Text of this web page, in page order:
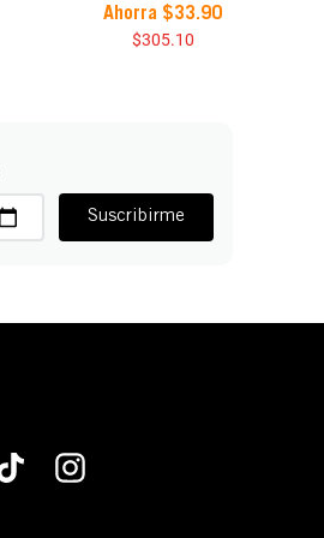
Ahorra $33.90
$305.10
Suscribirme